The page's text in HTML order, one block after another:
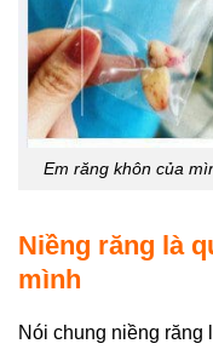
Em răng khôn của
Niềng răng là
mình
Nói chung niềng răng